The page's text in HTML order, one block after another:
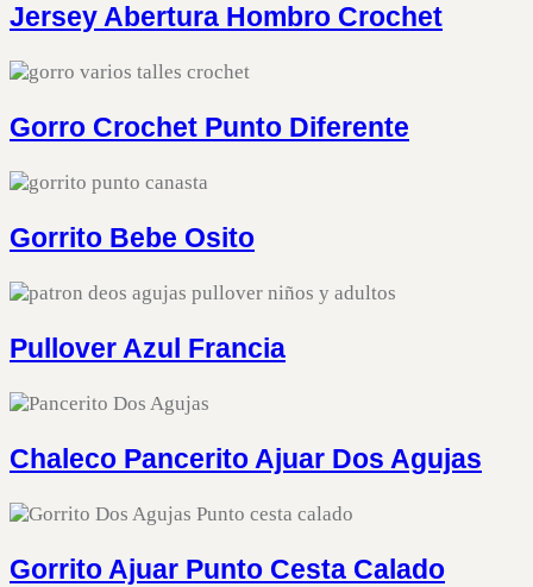
Jersey Abertura Hombro Crochet
Gorro Crochet Punto Diferente
Gorrito Bebe Osito
Pullover Azul Francia
Chaleco Pancerito Ajuar Dos Agujas
Gorrito Ajuar Punto Cesta Calado